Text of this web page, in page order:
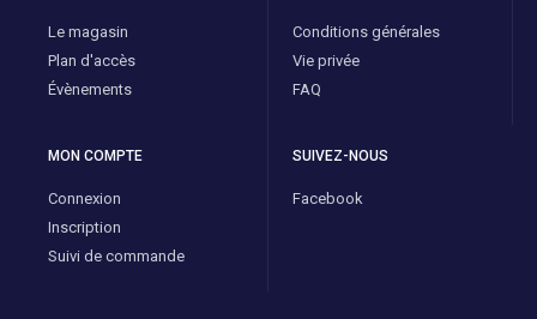
Le magasin
Plan d'accès
Évènements
Conditions générales
Vie privée
FAQ
MON COMPTE
Connexion
Inscription
Suivi de commande
SUIVEZ-NOUS
Facebook